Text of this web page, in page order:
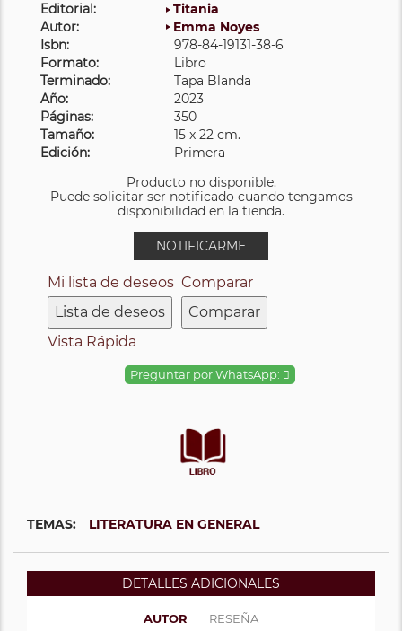
Editorial:
Titania
Autor:
Emma Noyes
Isbn:
978-84-19131-38-6
Formato:
Libro
Terminado:
Tapa Blanda
Año:
2023
Páginas:
350
Tamaño:
15 x 22 cm.
Edición:
Primera
Producto no disponible.
Puede solicitar ser notificado cuando tengamos
disponibilidad en la tienda.
NOTIFICARME
Mi lista de deseos
Lista de deseos
Comparar
Comparar
Vista Rápida
Preguntar por WhatsApp:
TEMAS: LITERATURA EN GENERAL
DETALLES ADICIONALES
AUTOR RESEÑA